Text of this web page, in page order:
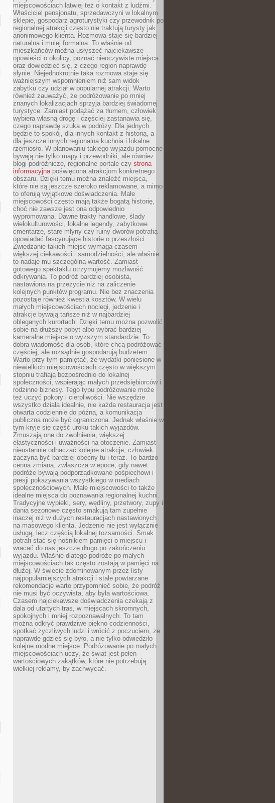
miejscowościach łatwiej też o kontakt z ludźmi.
Właściciel pensjonatu, sprzedawczyni w lokalnym
sklepie, gospodarz agroturystyki czy przewodnik po
regionalnej atrakcji często nie traktują turysty jak
anonimowego klienta. Rozmowa staje się bardziej
naturalna i mniej formalna. To właśnie od
mieszkańców można usłyszeć najciekawsze
opowieści o okolicy, poznać nieoczywiste miejsca
oraz dowiedzieć się, z czego region naprawdę
słynie. Niejednokrotnie taka rozmowa staje się
ważniejszym wspomnieniem niż sam widok
zabytku czy udział w popularnej atrakcji. Warto
również zauważyć, że podróżowanie po mniej
znanych lokalizacjach sprzyja bardziej świadomej
turystyce. Zamiast podążać za tłumem, człowiek
wybiera własną drogę i częściej zastanawia się,
czego naprawdę szuka w podróży. Dla jednych
będzie to spokój, dla innych kontakt z historią, a
dla jeszcze innych regionalna kuchnia i lokalne
rzemiosło. W planowaniu takiego wyjazdu pomocne
bywają nie tylko mapy i przewodniki, ale również
blogi podróżnicze, regionalne portale czy strona
informacyjnapoświęcona atrakcjom konkretnego
obszaru. Dzięki temu można znaleźć miejsca,
które nie są jeszcze szeroko reklamowane, a mimo
to oferują wyjątkowe doświadczenia. Małe
miejscowości często mają także bogatą historię,
choć nie zawsze jest ona odpowiednio
wypromowana. Dawne trakty handlowe, ślady
wielokulturowości, lokalne legendy, zabytkowe
cmentarze, stare młyny czy ruiny dworów potrafią
opowiadać fascynujące historie o przeszłości.
Zwiedzanie takich miejsc wymaga czasem
większej ciekawości i samodzielności, ale właśnie
to nadaje mu szczególną wartość. Zamiast
gotowego spektaklu otrzymujemy możliwość
odkrywania. To podróż bardziej osobista,
nastawiona na przeżycie niż na zaliczenie
kolejnych punktów programu. Nie bez znaczenia
pozostaje również kwestia kosztów. W wielu
małych miejscowościach noclegi, jedzenie i
atrakcje bywają tańsze niż w najbardziej
obleganych kurortach. Dzięki temu można pozwolić
sobie na dłuższy pobyt albo wybrać bardziej
kameralne miejsce o wyższym standardzie. To
dobra wiadomość dla osób, które chcą podróżować
częściej, ale rozsądnie gospodarują budżetem.
Warto przy tym pamiętać, że wydatki poniesione w
niewielkich miejscowościach często w większym
stopniu trafiają bezpośrednio do lokalnej
społeczności, wspierając małych przedsiębiorców i
rodzinne biznesy. Tego typu podróżowanie może
też uczyć pokory i cierpliwości. Nie wszędzie
wszystko działa idealnie, nie każda restauracja jest
otwarta codziennie do późna, a komunikacja
publiczna może być ograniczona. Jednak właśnie w
tym kryje się część uroku takich wyjazdów.
Zmuszają one do zwolnienia, większej
elastyczności i uważności na otoczenie. Zamiast
nieustannie odhaczać kolejne atrakcje, człowiek
zaczyna być bardziej obecny tu i teraz. To bardzo
cenna zmiana, zwłaszcza w epoce, gdy nawet
podróże bywają podporządkowane pośpiechowi i
presji pokazywania wszystkiego w mediach
społecznościowych. Małe miejscowości to także
idealne miejsca do poznawania regionalnej kuchni.
Tradycyjne wypieki, sery, wędliny, przetwory, zupy i
dania sezonowe często smakują tam zupełnie
inaczej niż w dużych restauracjach nastawionych
na masowego klienta. Jedzenie nie jest wyłącznie
usługą, lecz częścią lokalnej tożsamości. Smak
potrafi stać się nośnikiem pamięci o miejscu i
wracać do nas jeszcze długo po zakończeniu
wyjazdu. Właśnie dlatego podróże po małych
miejscowościach tak często zostają w pamięci na
dłużej. W świecie zdominowanym przez listy
najpopularniejszych atrakcji i stale powtarzane
rekomendacje warto przypomnieć sobie, że podróż
nie musi być oczywista, aby była wartościowa.
Czasem najciekawsze doświadczenia czekają z
dala od utartych tras, w miejscach skromnych,
spokojnych i mniej rozpoznawalnych. To tam
można odkryć prawdziwe piękno codzienności,
spotkać życzliwych ludzi i wrócić z poczuciem, że
naprawdę gdzieś się było, a nie tylko odwiedziło
kolejne modne miejsce. Podróżowanie po małych
miejscowościach uczy, że świat jest pełen
wartościowych zakątków, które nie potrzebują
wielkiej reklamy, by zachwycać.